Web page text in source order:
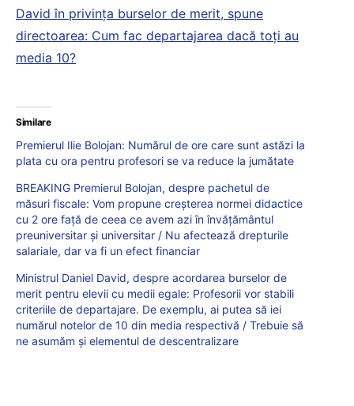
David în privința burselor de merit, spune
directoarea: Cum fac departajarea dacă toți au
media 10?
Similare
Premierul Ilie Bolojan: Numărul de ore care sunt astăzi la
plata cu ora pentru profesori se va reduce la jumătate
BREAKING Premierul Bolojan, despre pachetul de
măsuri fiscale: Vom propune creșterea normei didactice
cu 2 ore față de ceea ce avem azi în învățământul
preuniversitar și universitar / Nu afectează drepturile
salariale, dar va fi un efect financiar
Ministrul Daniel David, despre acordarea burselor de
merit pentru elevii cu medii egale: Profesorii vor stabili
criteriile de departajare. De exemplu, ai putea să iei
numărul notelor de 10 din media respectivă / Trebuie să
ne asumăm și elementul de descentralizare